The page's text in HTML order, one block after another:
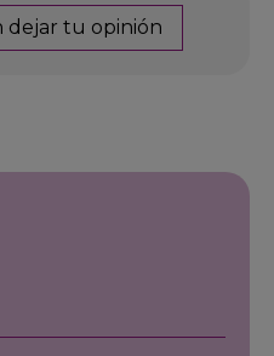
dejar tu opinión